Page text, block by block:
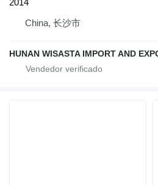
2014
China, 长沙市
HUNAN WISASTA IMPORT AND